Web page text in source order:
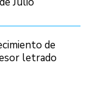
de
letrado